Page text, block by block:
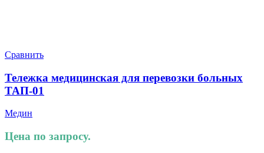
Сравнить
Тележка медицинская для перевозки больных
ТАП-01
Медин
Цена по запросу.